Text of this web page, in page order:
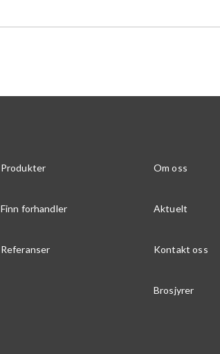
Produkter Om oss
Finn forhandler Aktuelt
Referanser Kontakt oss
Brosjyrer